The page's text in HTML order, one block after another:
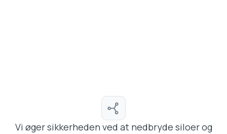
Vi øger sikkerheden ved at nedbryde siloer og